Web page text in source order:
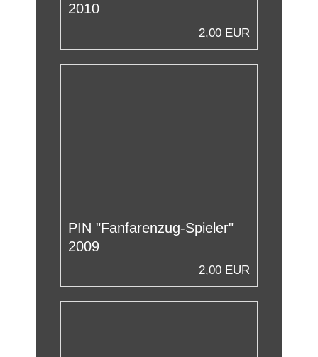
2010
2,00 EUR
PIN "Fanfarenzug-Spieler"
2009
2,00 EUR